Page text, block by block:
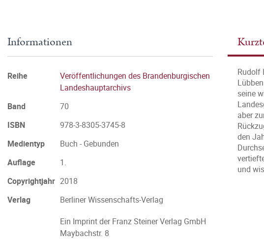
Rudolf
seine
aber
den
und
Informationen
Reihe
Veröffentlichungen des Brandenburgischen
Landeshauptarchivs
Band
70
ISBN
978-3-8305-3745-8
Medientyp
Buch - Gebunden
Auflage
1.
Copyrightjahr 2018
Verlag
Berliner Wissenschafts-Verlag
Ein Imprint der Franz Steiner Verlag GmbH
Maybachstr. 8